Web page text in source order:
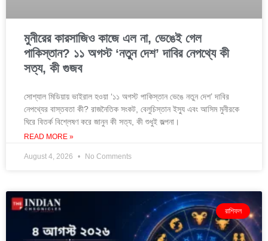
মুনীরের কারসাজিও কাজে এল না, ভেঙেই গেল
পাকিস্তান? ১১ অগস্ট ‘নতুন দেশ’ দাবির নেপথ্যে কী
সত্য, কী গুজব
সোশ্যাল মিডিয়ায় ভাইরাল হওয়া ‘১১ অগস্ট পাকিস্তান ভেঙে নতুন দেশ’ দাবির
নেপথ্যের বাস্তবতা কী? রাজনৈতিক সংকট, বেলুচিস্তান ইস্যু এবং আসিম মুনীরকে
ঘিরে বিতর্ক বিশ্লেষণ করে জানুন কী সত্য, কী শুধুই জল্পনা।
READ MORE »
August 4, 2026 No Comments
রাশিফল